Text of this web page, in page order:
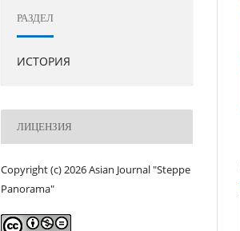
РАЗДЕЛ
ИСТОРИЯ
ЛИЦЕНЗИЯ
Copyright (c) 2026 Asian Journal "Steppe
Panorama"